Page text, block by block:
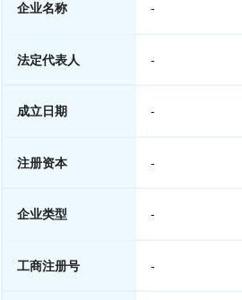
企业名称 -
法定代表人 -
成立日期 -
注册资本 -
企业类型 -
工商注册号 -